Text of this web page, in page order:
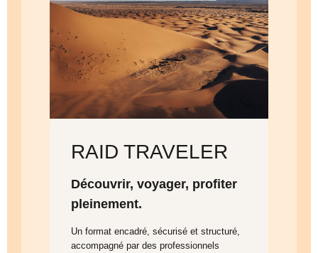
RAID TRAVELER
Découvrir, voyager, profiter
pleinement.
Un format encadré, sécurisé et structuré,
accompagné par des professionnels